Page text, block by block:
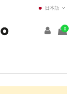
日本語
0